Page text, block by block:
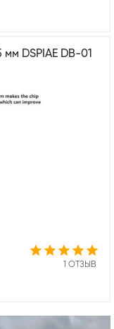
DSPIAE DB-01
1 ОТЗЫВ